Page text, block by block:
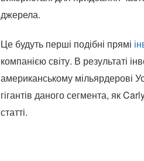
джерела.
Це будуть перші подібні прямі
компанією світу. В результаті
американському мільярдерові
гігантів даного сегмента, як
статті.